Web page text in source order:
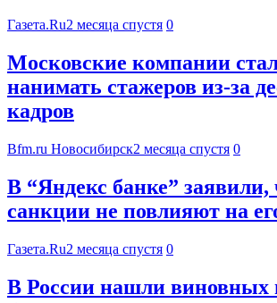
Газета.Ru2 месяца спустя 0
Московские компании
нанимать стажеров из-за
кадров
Bfm.ru Новосибирск2 месяца спустя 0
В “Яндекс банке” заявили,
санкции не повлияют на
Газета.Ru2 месяца спустя 0
В России нашли виновных